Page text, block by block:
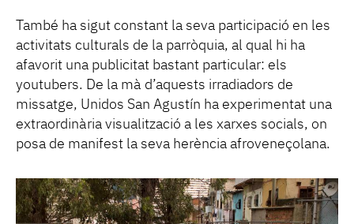
També ha sigut constant la seva participació en les
activitats culturals de la parròquia, al qual hi ha
afavorit una publicitat bastant particular: els
youtubers. De la mà d’aquests irradiadors de
missatge, Unidos San Agustín ha experimentat una
extraordinària visualització a les xarxes socials, on
posa de manifest la seva herència afroveneçolana.